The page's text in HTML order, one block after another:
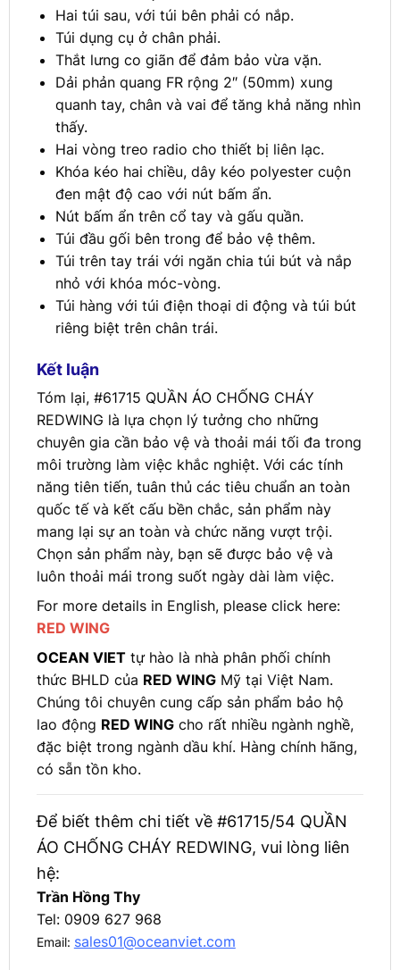
Hai túi sau, với túi bên phải có nắp.
Túi dụng cụ ở chân phải.
Thắt lưng co giãn để đảm bảo vừa vặn.
Dải phản quang FR rộng 2″ (50mm) xung
quanh tay, chân và vai để tăng khả năng nhìn
thấy.
Hai vòng treo radio cho thiết bị liên lạc.
Khóa kéo hai chiều, dây kéo polyester cuộn
đen mật độ cao với nút bấm ẩn.
Nút bấm ẩn trên cổ tay và gấu quần.
Túi đầu gối bên trong để bảo vệ thêm.
Túi trên tay trái với ngăn chia túi bút và nắp
nhỏ với khóa móc-vòng.
Túi hàng với túi điện thoại di động và túi bút
riêng biệt trên chân trái.
Kết luận
Tóm lại, #61715 QUẦN ÁO CHỐNG CHÁY
REDWING là lựa chọn lý tưởng cho những
chuyên gia cần bảo vệ và thoải mái tối đa trong
môi trường làm việc khắc nghiệt. Với các tính
năng tiên tiến, tuân thủ các tiêu chuẩn an toàn
quốc tế và kết cấu bền chắc, sản phẩm này
mang lại sự an toàn và chức năng vượt trội.
Chọn sản phẩm này, bạn sẽ được bảo vệ và
luôn thoải mái trong suốt ngày dài làm việc.
For more details in English, please click here:
RED WING
OCEAN VIETtự hào là nhà phân phối chính
thức BHLD của RED WINGMỹ tại Việt Nam.
Chúng tôi chuyên cung cấp sản phẩm bảo hộ
lao động RED WINGcho rất nhiều ngành nghề,
đặc biệt trong ngành dầu khí. Hàng chính hãng,
có sẵn tồn kho.
Để biết thêm chi tiết về #61715/54 QUẦN
ÁO CHỐNG CHÁY REDWING, vui lòng liên
hệ:
Trần Hồng Thy
Tel: 0909 627 968
Email: sales01@oceanviet.com